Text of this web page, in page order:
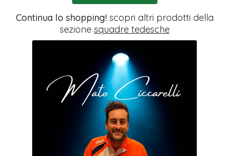
Continua lo shopping!scopri altri prodotti della
sezione squadre tedesche